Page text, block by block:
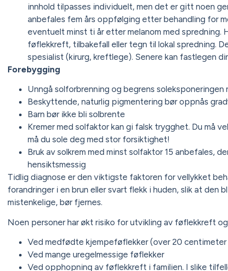
innhold tilpasses individuelt, men det er gitt noen
anbefales fem års oppfølging etter behandling for
eventuelt minst ti år etter melanom med
føflekkreft, tilbakefall eller tegn til lokal spredning.
spesialist (kirurg, kreftlege). Senere kan fastlegen
Forebygging
Unngå solforbrenning og begrens
Beskyttende, naturlig pigmentering bør oppnås
Barn bør ikke bli solbrente
Kremer med solfaktor kan gi falsk trygghet. Du må
må du sole deg med stor forsiktighet!
Bruk av solkrem med minst solfaktor 15 anbefales,
hensiktsmessig
Tidlig diagnose er den viktigste faktoren for vellykket
forandringer i en brun eller svart flekk i huden, slik at
mistenkelige, bør fjernes.
Noen personer har økt risiko for utvikling av føflekkreft
Ved medfødte kjempeføflekker (over 20
Ved mange uregelmessige føflekker
Ved opphopning av føflekkreft i familien. I slike